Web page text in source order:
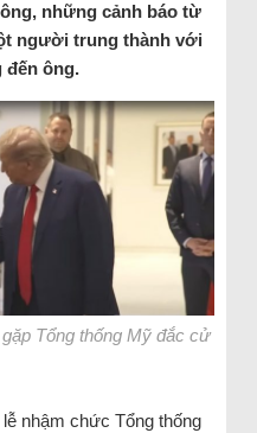
những cảnh báo từ
người trung thành với
đến ông.
Tổng thống Mỹ đắc cử
nhậm chức Tổng thống